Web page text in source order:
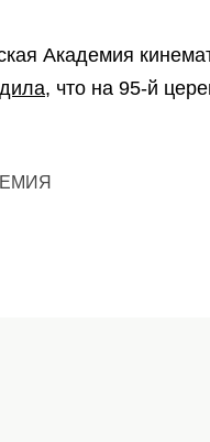
Академия
, что на 95-й